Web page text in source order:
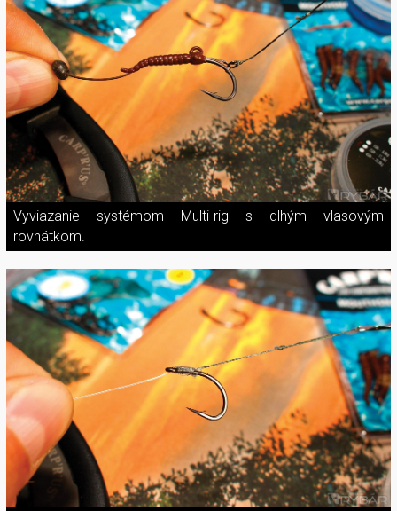
Vyviazanie systémom Multi-rig s dlhým vlasovým
rovnátkom.